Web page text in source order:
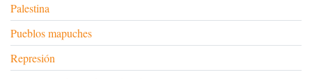
Palestina
Pueblos mapuches
Represión